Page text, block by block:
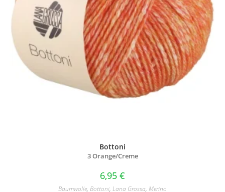
Bottoni
3 Orange/Creme
6,95 €
Baumwolle, Bottoni, Lana Grossa, Merino